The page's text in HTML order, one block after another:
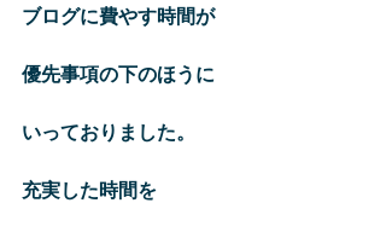
ブログに費やす時間が
優先事項の下のほうに
いっておりました。
充実した時間を